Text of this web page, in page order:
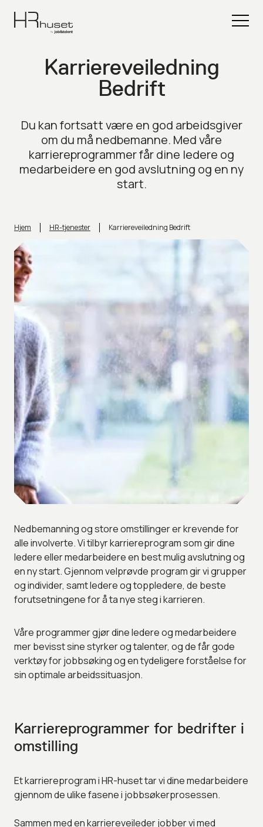
Karriereveiledning
Bedrift
Du kan fortsatt være en god arbeidsgiver
om du må nedbemanne. Med våre
karriereprogrammer får dine ledere og
medarbeidere en god avslutning og en ny
start.
Hjem HR-tjenester Karriereveiledning Bedrift
Nedbemanning og store omstillinger er krevende for
alle involverte. Vi tilbyr karriereprogram som gir dine
ledere eller medarbeidere en best mulig avslutning og
en ny start. Gjennom velprøvde program gir vi grupper
og individer, samt ledere og toppledere, de beste
forutsetningene for å ta nye steg i karrieren.
Våre programmer gjør dine ledere og medarbeidere
mer bevisst sine styrker og talenter, og de får gode
verktøy for jobbsøking og en tydeligere forståelse for
sin optimale arbeidssituasjon.
Karriereprogrammer for bedrifter i
omstilling
Et karriereprogram i HR-huset tar vi dine medarbeidere
gjennom de ulike fasene i jobbsøkerprosessen.
Sammen med en karriereveileder jobber vi med